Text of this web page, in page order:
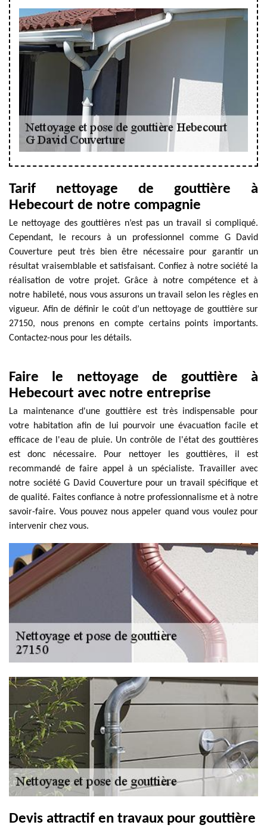
Tarif nettoyage de gouttière à
Hebecourt de notre compagnie
Le nettoyage des gouttières n’est pas un travail si compliqué.
Cependant, le recours à un professionnel comme G David
Couverture peut très bien être nécessaire pour garantir un
résultat vraisemblable et satisfaisant. Confiez à notre société la
réalisation de votre projet. Grâce à notre compétence et à
notre habileté, nous vous assurons un travail selon les règles en
vigueur. Afin de définir le coût d’un nettoyage de gouttière sur
27150, nous prenons en compte certains points importants.
Contactez-nous pour les détails.
Faire le nettoyage de gouttière à
Hebecourt avec notre entreprise
La maintenance d'une gouttière est très indispensable pour
votre habitation afin de lui pourvoir une évacuation facile et
efficace de l'eau de pluie. Un contrôle de l'état des gouttières
est donc nécessaire. Pour nettoyer les gouttières, il est
recommandé de faire appel à un spécialiste. Travailler avec
notre société G David Couverture pour un travail spécifique et
de qualité. Faites confiance à notre professionnalisme et à notre
savoir-faire. Vous pouvez nous appeler quand vous voulez pour
intervenir chez vous.
Devis attractif en travaux pour gouttière